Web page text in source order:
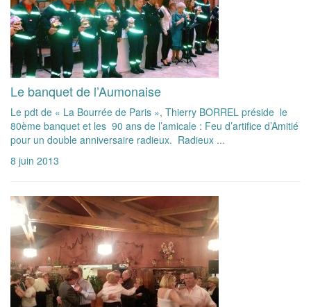
Le banquet de l’Aumonaise
Le pdt de « La Bourrée de Paris », Thierry BORREL préside le
80ème banquet et les 90 ans de l’amicale : Feu d’artifice d’Amitié
pour un double anniversaire radieux. Radieux ...
8 juin 2013